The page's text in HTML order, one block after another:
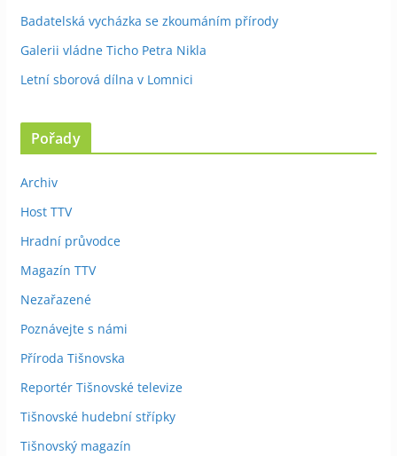
Badatelská vycházka se zkoumáním přírody
Galerii vládne Ticho Petra Nikla
Letní sborová dílna v Lomnici
Pořady
Archiv
Host TTV
Hradní průvodce
Magazín TTV
Nezařazené
Poznávejte s námi
Příroda Tišnovska
Reportér Tišnovské televize
Tišnovské hudební střípky
Tišnovský magazín